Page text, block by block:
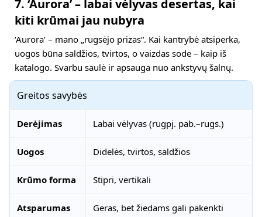
7. ‘Aurora’ – labai vėlyvas desertas, kai
kiti krūmai jau nubyra
‘Aurora’ – mano „rugsėjo prizas“. Kai kantrybė atsiperka,
uogos būna saldžios, tvirtos, o vaizdas sode – kaip iš
katalogo. Svarbu saulė ir apsauga nuo ankstyvų šalnų.
Greitos savybės
Derėjimas Labai vėlyvas (rugpj. pab.–rugs.)
Uogos Didelės, tvirtos, saldžios
Krūmo forma Stipri, vertikali
Atsparumas
Geras, bet žiedams gali pakenkti